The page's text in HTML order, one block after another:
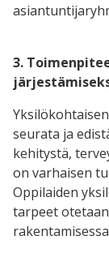
3.
seurata ja
kehitystä,
on varhaisen
Oppilaiden
tarpeet